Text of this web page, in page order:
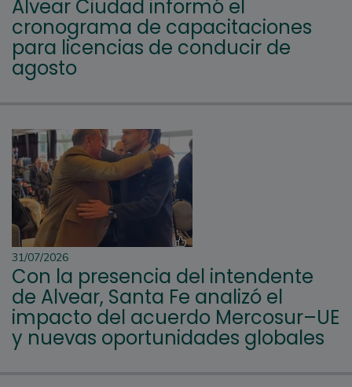
Alvear Ciudad informó el
cronograma de capacitaciones
para licencias de conducir de
agosto
31/07/2026
Con la presencia del intendente
de Alvear, Santa Fe analizó el
impacto del acuerdo Mercosur–UE
y nuevas oportunidades globales